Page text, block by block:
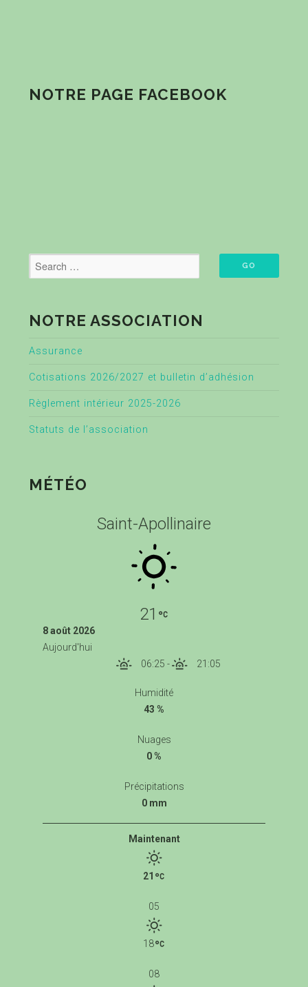
NOTRE PAGE FACEBOOK
NOTRE ASSOCIATION
Assurance
Cotisations 2026/2027 et bulletin d’adhésion
Règlement intérieur 2025-2026
Statuts de l’association
MÉTÉO
Saint-Apollinaire
21
8 août 2026
Aujourd'hui
06:25 - 21:05
Humidité
43 %
Nuages
0 %
Précipitations
0 mm
Maintenant
21
05
18
08